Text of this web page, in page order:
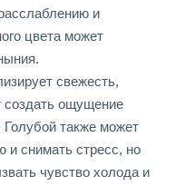
и
цвета может
свежесть,
создать ощущение
также может
и снимать стресс, но
чувство холода и